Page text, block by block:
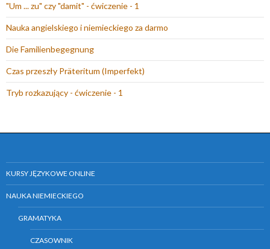
"Um ... zu" czy "damit" - ćwiczenie - 1
Nauka angielskiego i niemieckiego za darmo
Die Familienbegegnung
Czas przeszły Präteritum (Imperfekt)
Tryb rozkazujący - ćwiczenie - 1
KURSY JĘZYKOWE ONLINE
NAUKA NIEMIECKIEGO
GRAMATYKA
CZASOWNIK